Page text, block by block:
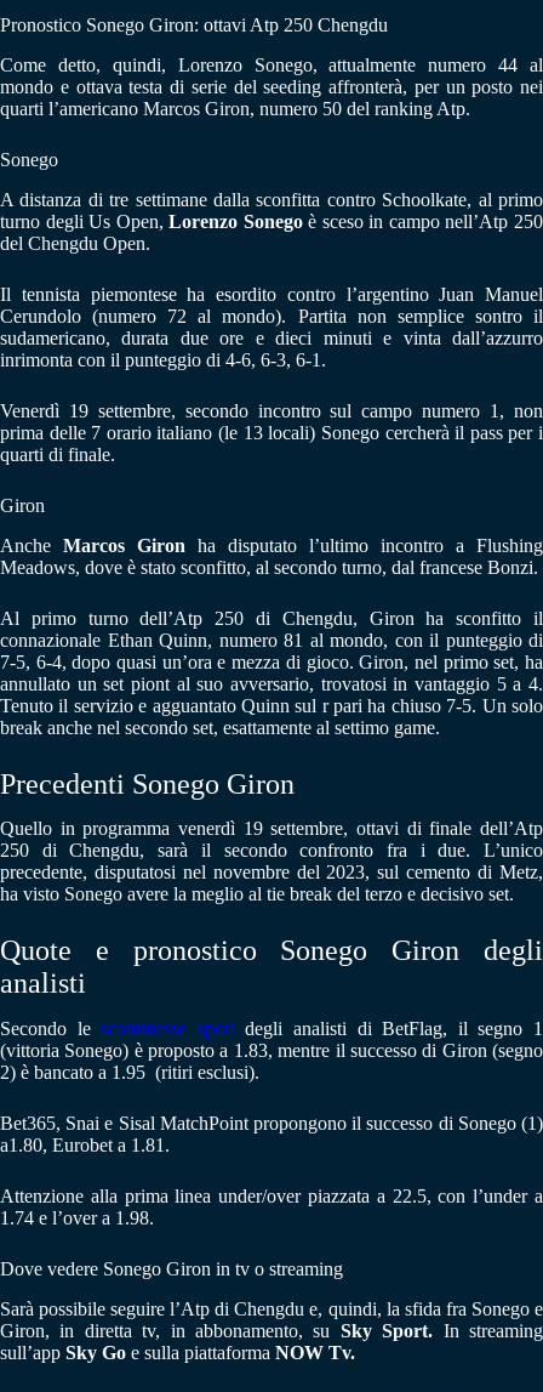
Pronostico Sonego Giron: ottavi Atp 250 Chengdu
Come detto, quindi, Lorenzo Sonego, attualmente numero 44 al
mondo e ottava testa di serie del seeding affronterà, per un posto nei
quarti l’americano Marcos Giron, numero 50 del ranking Atp.
Sonego
A distanza di tre settimane dalla sconfitta contro Schoolkate, al primo
turno degli Us Open, Lorenzo Sonegoè sceso in campo nell’Atp 250
del Chengdu Open.
Il tennista piemontese ha esordito contro l’argentino Juan Manuel
Cerundolo (numero 72 al mondo). Partita non semplice sontro il
sudamericano, durata due ore e dieci minuti e vinta dall’azzurro
inrimonta con il punteggio di 4-6, 6-3, 6-1.
Venerdì 19 settembre, secondo incontro sul campo numero 1, non
prima delle 7 orario italiano (le 13 locali) Sonego cercherà il pass per i
quarti di finale.
Giron
Anche Marcos Giron ha disputato l’ultimo incontro a Flushing
Meadows, dove è stato sconfitto, al secondo turno, dal francese Bonzi.
Al primo turno dell’Atp 250 di Chengdu, Giron ha sconfitto il
connazionale Ethan Quinn, numero 81 al mondo, con il punteggio di
7-5, 6-4, dopo quasi un’ora e mezza di gioco. Giron, nel primo set, ha
annullato un set piont al suo avversario, trovatosi in vantaggio 5 a 4.
Tenuto il servizio e agguantato Quinn sul r pari ha chiuso 7-5. Un solo
break anche nel secondo set, esattamente al settimo game.
Precedenti Sonego Giron
Quello in programma venerdì 19 settembre, ottavi di finale dell’Atp
250 di Chengdu, sarà il secondo confronto fra i due. L’unico
precedente, disputatosi nel novembre del 2023, sul cemento di Metz,
ha visto Sonego avere la meglio al tie break del terzo e decisivo set.
Quote e pronostico Sonego Giron degli
analisti
Secondo lescommesse sportdegli analisti di BetFlag, il segno 1
(vittoria Sonego) è proposto a 1.83, mentre il successo di Giron (segno
2) è bancato a 1.95 (ritiri esclusi).
Bet365, Snai e Sisal MatchPoint propongono il successo di Sonego (1)
a1.80, Eurobet a 1.81.
Attenzione alla prima linea under/over piazzata a 22.5, con l’under a
1.74 e l’over a 1.98.
Dove vedere Sonego Giron in tv o streaming
Sarà possibile seguire l’Atp di Chengdu e, quindi, la sfida fra Sonego e
Giron, in diretta tv, in abbonamento, su Sky Sport. In streaming
sull’app Sky Go e sulla piattaforma NOW Tv.